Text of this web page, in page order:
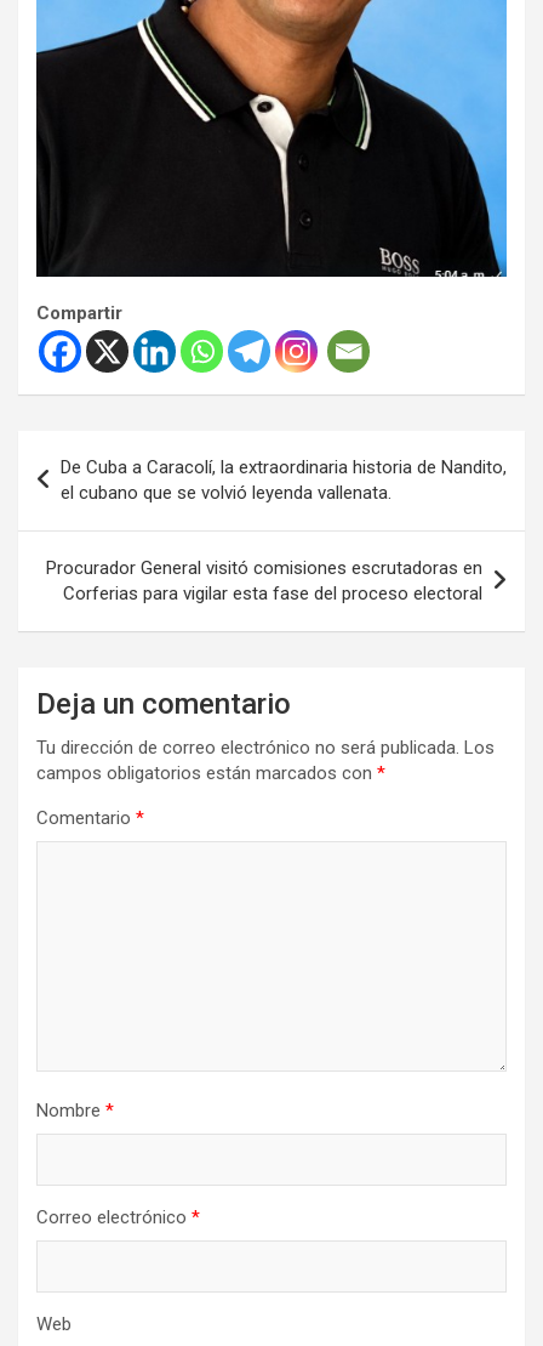
Compartir
de
entradas
De Cuba a Caracolí, la extraordinaria historia de Nandito,
el cubano que se volvió leyenda vallenata.
Procurador General visitó comisiones escrutadoras en
Corferias para vigilar esta fase del proceso electoral
Deja un comentario
Tu dirección de correo electrónico no será publicada. Los
campos obligatorios están marcados con *
Comentario *
Nombre *
Correo electrónico *
Web